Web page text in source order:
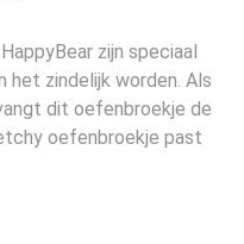
zijn speciaal
zindelijk worden. Als
dit oefenbroekje de
oefenbroekje past